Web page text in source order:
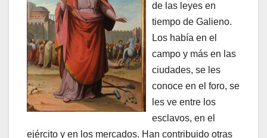
de las leyes en
tiempo de Galieno.
Los había en el
campo y más en las
ciudades, se les
conoce en el foro, se
les ve entre los
esclavos, en el
ejército y en los mercados. Han contribuido otras